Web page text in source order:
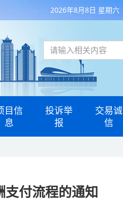
2026年8月8日 星期六
目信
息
投诉举
报
交易诚
信
支付流程的通知